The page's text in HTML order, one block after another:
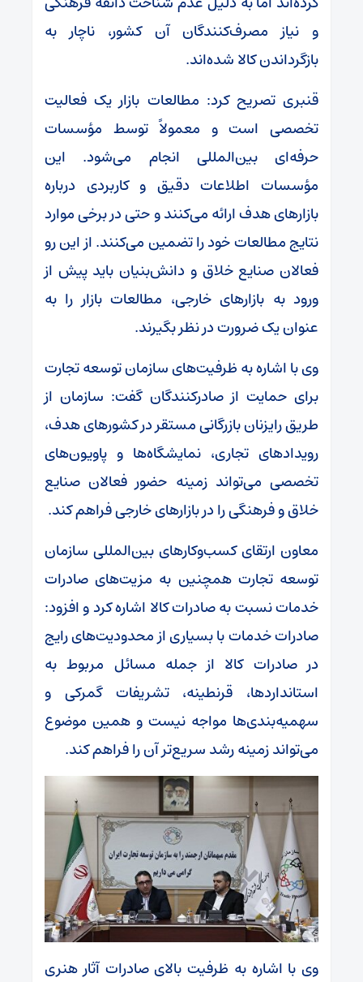
و نیاز مصرف‌کنندگان آن کشور، ناچار به
بازگرداندن کالا شده‌اند.
قنبری تصریح کرد: مطالعات بازار یک فعالیت
تخصصی است و معمولاً توسط مؤسسات
حرفه‌ای بین‌المللی انجام می‌شود. این
مؤسسات اطلاعات دقیق و کاربردی درباره
بازارهای هدف ارائه می‌کنند و حتی در برخی موارد
نتایج مطالعات خود را تضمین می‌کنند. از این رو
فعالان صنایع خلاق و دانش‌بنیان باید پیش از
ورود به بازارهای خارجی، مطالعات بازار را به
عنوان یک ضرورت در نظر بگیرند.
وی با اشاره به ظرفیت‌های سازمان توسعه تجارت
برای حمایت از صادرکنندگان گفت: سازمان از
طریق رایزنان بازرگانی مستقر در کشورهای هدف،
رویدادهای تجاری، نمایشگاه‌ها و پاویون‌های
تخصصی می‌تواند زمینه حضور فعالان صنایع
خلاق و فرهنگی را در بازارهای خارجی فراهم کند.
معاون ارتقای کسب‌وکارهای بین‌المللی سازمان
توسعه تجارت همچنین به مزیت‌های صادرات
خدمات نسبت به صادرات کالا اشاره کرد و افزود:
صادرات خدمات با بسیاری از محدودیت‌های رایج
در صادرات کالا از جمله مسائل مربوط به
استانداردها، قرنطینه، تشریفات گمرکی و
سهمیه‌بندی‌ها مواجه نیست و همین موضوع
می‌تواند زمینه رشد سریع‌تر آن را فراهم کند.
وی با اشاره به ظرفیت بالای صادرات آثار هنری